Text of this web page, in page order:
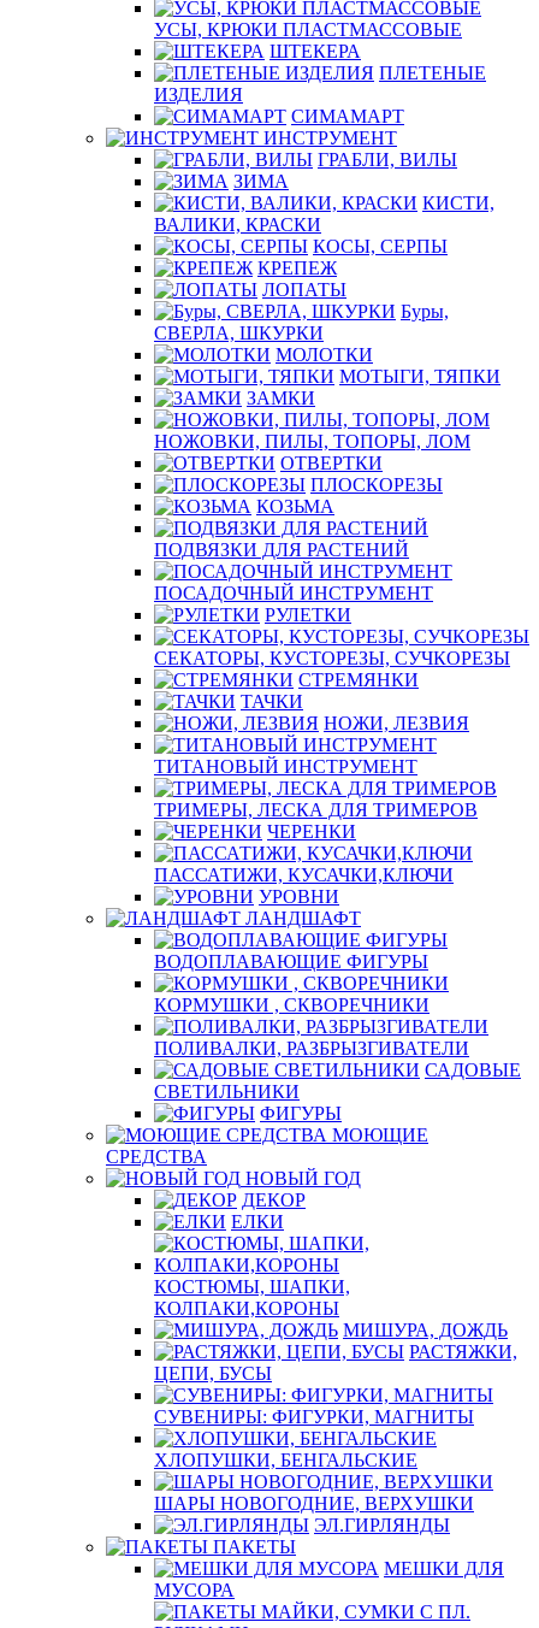
УСЫ, КРЮКИ ПЛАСТМАССОВЫЕ
ШТЕКЕРА
ПЛЕТЕНЫЕ
ИЗДЕЛИЯ
СИМАМАРТ
ИНСТРУМЕНТ
ГРАБЛИ, ВИЛЫ
ЗИМА
КИСТИ,
ВАЛИКИ, КРАСКИ
КОСЫ, СЕРПЫ
КРЕПЕЖ
ЛОПАТЫ
Буры,
СВЕРЛА, ШКУРКИ
МОЛОТКИ
МОТЫГИ, ТЯПКИ
ЗАМКИ
НОЖОВКИ, ПИЛЫ, ТОПОРЫ, ЛОМ
ОТВЕРТКИ
ПЛОСКОРЕЗЫ
КОЗЬМА
ПОДВЯЗКИ ДЛЯ РАСТЕНИЙ
ПОСАДОЧНЫЙ ИНСТРУМЕНТ
РУЛЕТКИ
СЕКАТОРЫ, КУСТОРЕЗЫ, СУЧКОРЕЗЫ
СТРЕМЯНКИ
ТАЧКИ
НОЖИ, ЛЕЗВИЯ
ТИТАНОВЫЙ ИНСТРУМЕНТ
ТРИМЕРЫ, ЛЕСКА ДЛЯ ТРИМЕРОВ
ЧЕРЕНКИ
ПАССАТИЖИ, КУСАЧКИ,КЛЮЧИ
УРОВНИ
ЛАНДШАФТ
ВОДОПЛАВАЮЩИЕ ФИГУРЫ
КОРМУШКИ , СКВОРЕЧНИКИ
ПОЛИВАЛКИ, РАЗБРЫЗГИВАТЕЛИ
САДОВЫЕ
СВЕТИЛЬНИКИ
ФИГУРЫ
МОЮЩИЕ
СРЕДСТВА
НОВЫЙ ГОД
ДЕКОР
ЕЛКИ
КОСТЮМЫ, ШАПКИ,
КОЛПАКИ,КОРОНЫ
МИШУРА, ДОЖДЬ
РАСТЯЖКИ,
ЦЕПИ, БУСЫ
СУВЕНИРЫ: ФИГУРКИ, МАГНИТЫ
ХЛОПУШКИ, БЕНГАЛЬСКИЕ
ШАРЫ НОВОГОДНИЕ, ВЕРХУШКИ
ЭЛ.ГИРЛЯНДЫ
ПАКЕТЫ
МЕШКИ ДЛЯ
МУСОРА